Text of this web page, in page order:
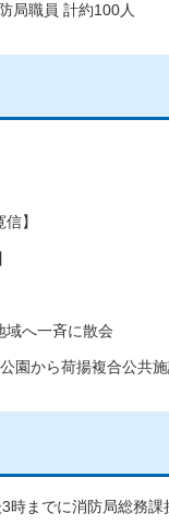
局職員 計約100人
】
へ一斉に散会
から荷揚複合公共
までに消防局総務課